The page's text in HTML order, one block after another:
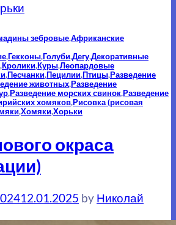
зебровые,Африканские
,Гекконы,Голуби,Дегу,Декоративные
,Кролики,Куры,Леопардовые
,Песчанки,Пецилии,Птицы,Разведение
животных,Разведение
,Разведение морских свинок,Разведение
хомяков,Рисовка (рисовая
,Хомяки,Хорьки
окраса
12.01.2025 by Николай